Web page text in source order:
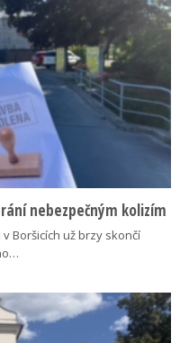
nebezpečným kolizím
Boršicích už brzy skončí